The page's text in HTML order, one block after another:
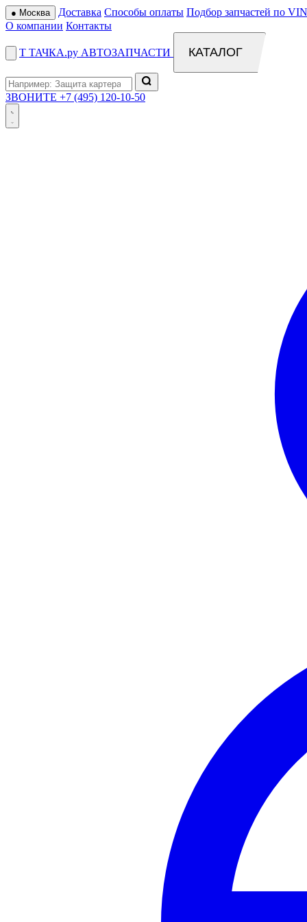
● Москва Доставка Способы оплаты Подбор запчастей по
О компании Контакты
Т ТАЧКА.ру АВТОЗАПЧАСТИ КАТАЛОГ
ЗВОНИТЕ +7 (495) 120-10-50